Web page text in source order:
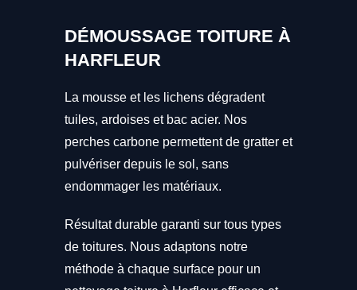
DÉMOUSSAGE TOITURE À
HARFLEUR
La mousse et les lichens dégradent
tuiles, ardoises et bac acier. Nos
perches carbone permettent de gratter et
pulvériser depuis le sol, sans
endommager les matériaux.
Résultat durable garanti sur tous types
de toitures. Nous adaptons notre
méthode à chaque surface pour un